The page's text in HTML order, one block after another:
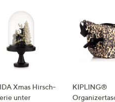
Xmas Hirsch-
unter
KIPLING®